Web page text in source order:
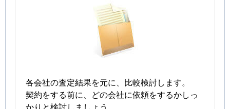
各会社の査定結果を元に、比較検討します。
契約をする前に、どの会社に依頼をするかしっ
かりと検討しましょう。